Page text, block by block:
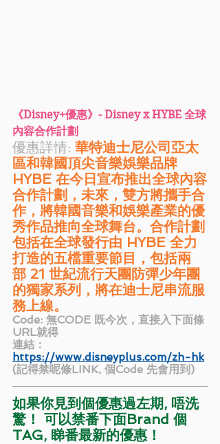
《Disney+優惠》- Disney x HYBE 全球
內容合作計劃
優惠詳情: 華特迪士尼公司亞太
區和韓國頂尖音樂娛樂品牌
HYBE 在今日宣布推出全球內容
合作計劃，未來，雙方將攜手合
作，將韓國音樂和娛樂產業的優
秀作品推向全球舞台。合作計劃
包括在全球發行由 HYBE 全力
打造的五檔重要節目，包括兩
部 21 世紀流行天團防彈少年團
的獨家系列，將在迪士尼串流服
務上線。
Code: 無CODE 既今次，直接入下面條
URL就得
連結：
https://www.disneyplus.com/zh-hk
(記得禁呢條LINK, 個Code 先會用到)
如果你見到個優惠過左期, 唔洗
驚！ 可以禁番下面Brand 個
TAG, 睇番最新的優惠！